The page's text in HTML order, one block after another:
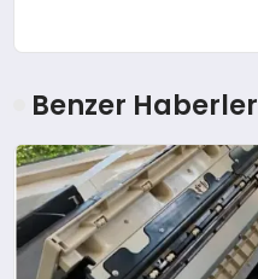
Benzer Haberler